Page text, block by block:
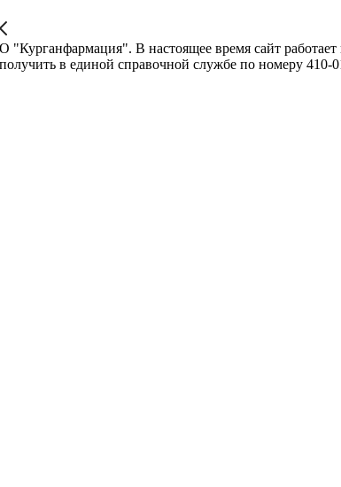
В настоящее время сайт
в единой справочной службе по номеру 410-